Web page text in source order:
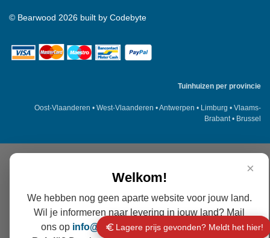
© Bearwood 2026 built by Codebyte
Tuinhuizen per provincie
Oost-Vlaanderen • West-Vlaanderen •Antwerpen • Limburg • Vlaams-
Brabant• Brussel
Lagere prijs gevonden? Meldt het hier!
×
Welkom!
We hebben nog geen aparte website voor jouw land.
Wil je informeren naar levering in jouw land? Mail
ons op info@ bearwood .be. Liever levering in